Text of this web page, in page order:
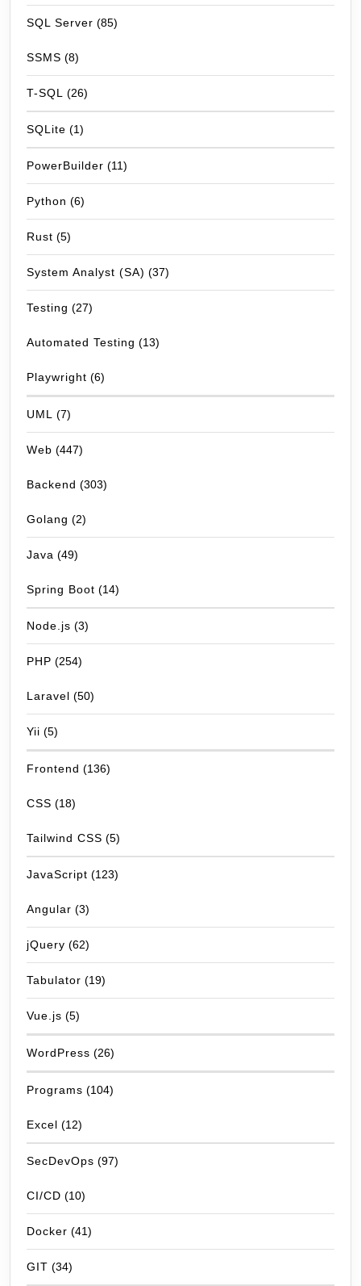
SQL Server (85)
SSMS (8)
T-SQL (26)
SQLite (1)
PowerBuilder (11)
Python (6)
Rust (5)
System Analyst (SA) (37)
Testing (27)
Automated Testing (13)
Playwright (6)
UML (7)
Web (447)
Backend (303)
Golang (2)
Java (49)
Spring Boot (14)
Node.js (3)
PHP (254)
Laravel (50)
Yii (5)
Frontend (136)
CSS (18)
Tailwind CSS (5)
JavaScript (123)
Angular (3)
jQuery (62)
Tabulator (19)
Vue.js (5)
WordPress (26)
Programs (104)
Excel (12)
SecDevOps (97)
CI/CD (10)
Docker (41)
GIT (34)